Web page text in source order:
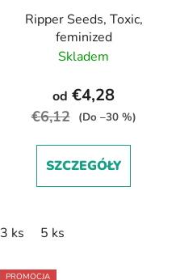
Ripper Seeds, Toxic,
feminized
Skladem
od €4,28
€6,12 (Do –30 %)
SZCZEGÓŁY
3 ks 5 ks
PROMOCJA